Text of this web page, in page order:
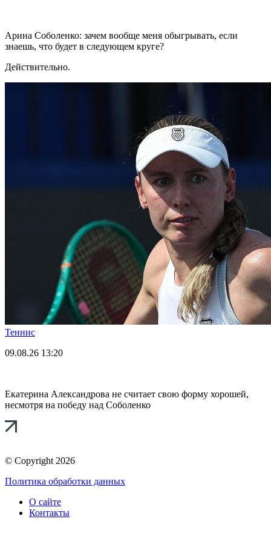
Арина Соболенко: зачем вообще меня обыгрывать, если
знаешь, что будет в следующем круге?
Действительно.
Теннис
09.08.26 13:20
Екатерина Александрова не считает свою форму хорошей,
несмотря на победу над Соболенко
© Copyright 2026
Политика обработки данных
О сайте
Контакты